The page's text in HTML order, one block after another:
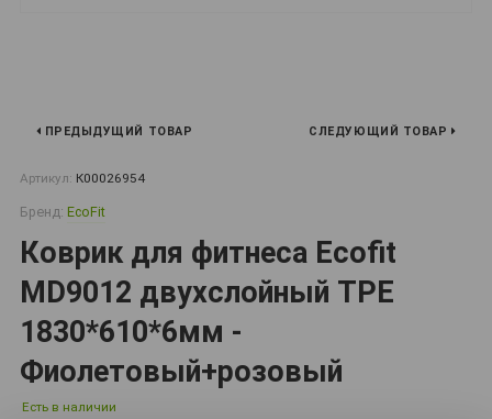
ПРЕДЫДУЩИЙ ТОВАР СЛЕДУЮЩИЙ ТОВАР
Артикул: К00026954
Бренд: EcoFit
Коврик для фитнеса Ecofit
MD9012 двухслойный TPE
1830*610*6мм -
Фиолетовый+розовый
Есть в наличии